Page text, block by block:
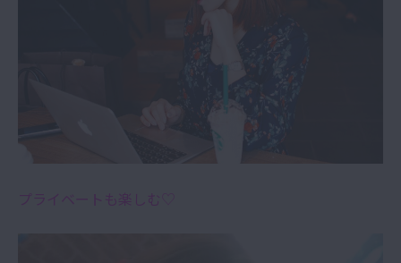
プライベートも楽しむ♡